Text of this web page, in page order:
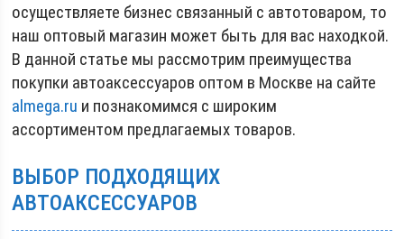
осуществляете бизнес связанный с автотоваром, то
наш оптовый магазин может быть для вас находкой.
В данной статье мы рассмотрим преимущества
покупки автоаксессуаров оптом в Москве на сайте
almega.ru и познакомимся с широким
ассортиментом предлагаемых товаров.
ВЫБОР ПОДХОДЯЩИХ
АВТОАКСЕССУАРОВ